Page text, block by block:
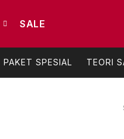
SALE
PAKET SPESIAL TEORI